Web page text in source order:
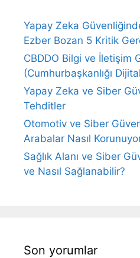
Yapay Zeka
Ezber Bozan 5 Kritik
CBDDO Bilgi ve İletişim
(Cumhurbaşkanlığı
Yapay Zeka ve Siber
Tehditler
Otomotiv ve Siber
Arabalar Nasıl
Sağlık Alanı ve Siber
ve Nasıl Sağlanabilir?
Son yorumlar